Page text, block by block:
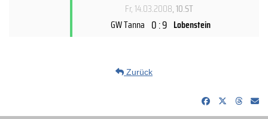
Fr, 14.03.2008, 10.ST
GW Tanna 0 : 9 Lobenstein
Zurück